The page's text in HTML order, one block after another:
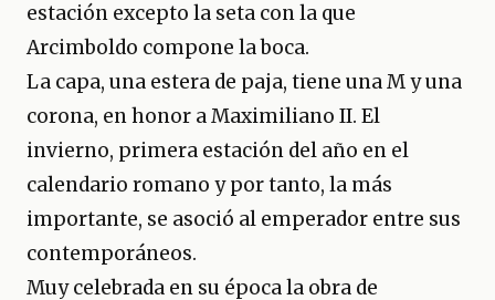
estación excepto la seta con la que
Arcimboldo compone la boca.
La capa, una estera de paja, tiene una M y una
corona, en honor a Maximiliano II.​ El
invierno, primera estación del año en el
calendario romano y por tanto, la más
importante, se asoció al emperador entre sus
contemporáneos.
​Muy celebrada en su época la obra de